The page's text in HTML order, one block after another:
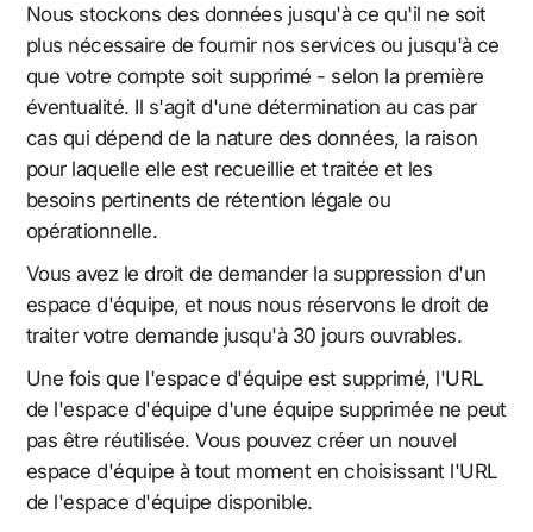
Nous stockons des données jusqu'à ce qu'il ne soit
plus nécessaire de fournir nos services ou jusqu'à ce
que votre compte soit supprimé - selon la première
éventualité. Il s'agit d'une détermination au cas par
cas qui dépend de la nature des données, la raison
pour laquelle elle est recueillie et traitée et les
besoins pertinents de rétention légale ou
opérationnelle.
Vous avez le droit de demander la suppression d'un
espace d'équipe, et nous nous réservons le droit de
traiter votre demande jusqu'à 30 jours ouvrables.
Une fois que l'espace d'équipe est supprimé, l'URL
de l'espace d'équipe d'une équipe supprimée ne peut
pas être réutilisée. Vous pouvez créer un nouvel
espace d'équipe à tout moment en choisissant l'URL
de l'espace d'équipe disponible.